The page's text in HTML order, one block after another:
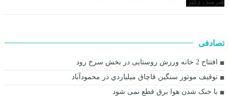
تصادفی
افتتاح 2 خانه ورزش روستایی در بخش سرخ رود
توقيف موتور سنگين قاچاق ميلياردي در محمودآباد
با خنک شدن هوا برق قطع نمی شود